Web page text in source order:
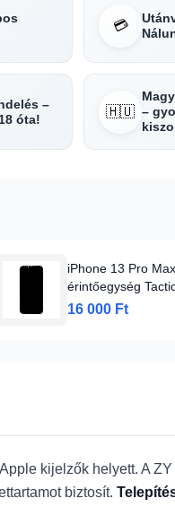
💳
–
óta!
🇭🇺 –
iPhone 13 Pro
érintőegység
16 000 Ft
kijelzők helyett. A
biztosít.